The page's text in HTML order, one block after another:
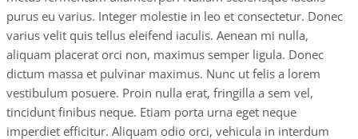
purus eu varius. Integer molestie in leo et consectetur. Donec
varius velit quis tellus eleifend iaculis. Aenean mi nulla,
aliquam placerat orci non, maximus semper ligula. Donec
dictum massa et pulvinar maximus. Nunc ut felis a lorem
vestibulum posuere. Proin nulla erat, fringilla a sem vel,
tincidunt finibus neque. Etiam porta urna eget neque
imperdiet efficitur. Aliquam odio orci, vehicula in interdum